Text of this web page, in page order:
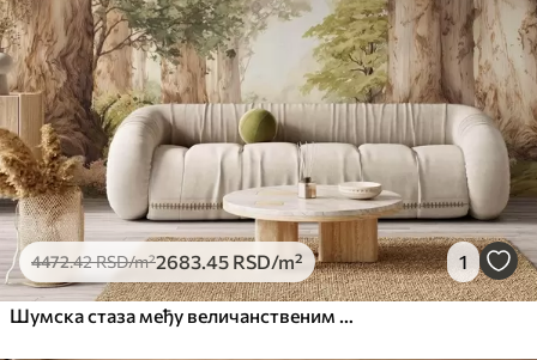
5525.003315.00RSD/m²
Премиум
6333.333800 .00RSD/m²
Peel and Stick
8166.674900.00RSD/m²
4472.42RSD/m²2683 .45 RSD/m² 1